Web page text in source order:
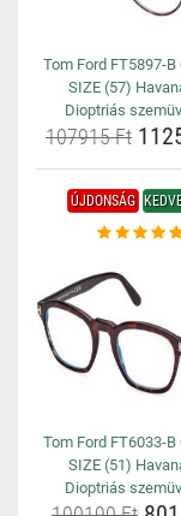
Tom Ford FT5897-B
SIZE (57)
Dioptriás
107915 Ft
ÚJDONSÁG
Tom Ford FT6033-B
SIZE (51)
Dioptriás